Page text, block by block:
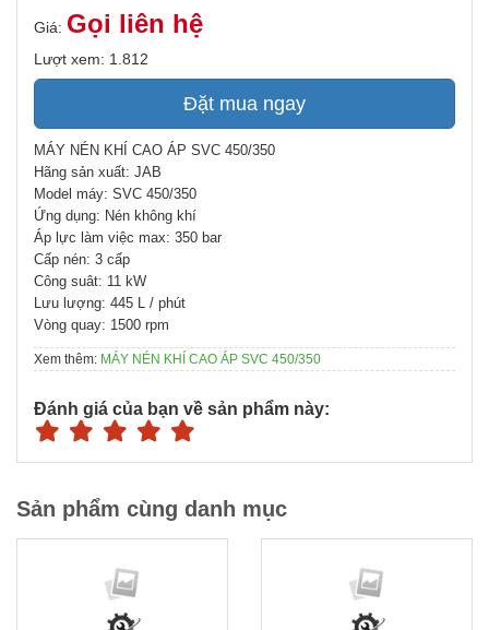
Giá: Gọi liên hệ
Lượt xem: 1.812
Đặt mua ngay
MÁY NÉN KHÍ CAO ÁP SVC 450/350
Hãng sản xuất: JAB
Model máy: SVC 450/350
Ứng dụng: Nén không khí
Áp lực làm việc max: 350 bar
Cấp nén: 3 cấp
Công suât: 11 kW
Lưu lượng: 445 L / phút
Vòng quay: 1500 rpm
Xem thêm: MÁY NÉN KHÍ CAO ÁP SVC 450/350
Đánh giá của bạn về sản phẩm này:
Sản phẩm cùng danh mục